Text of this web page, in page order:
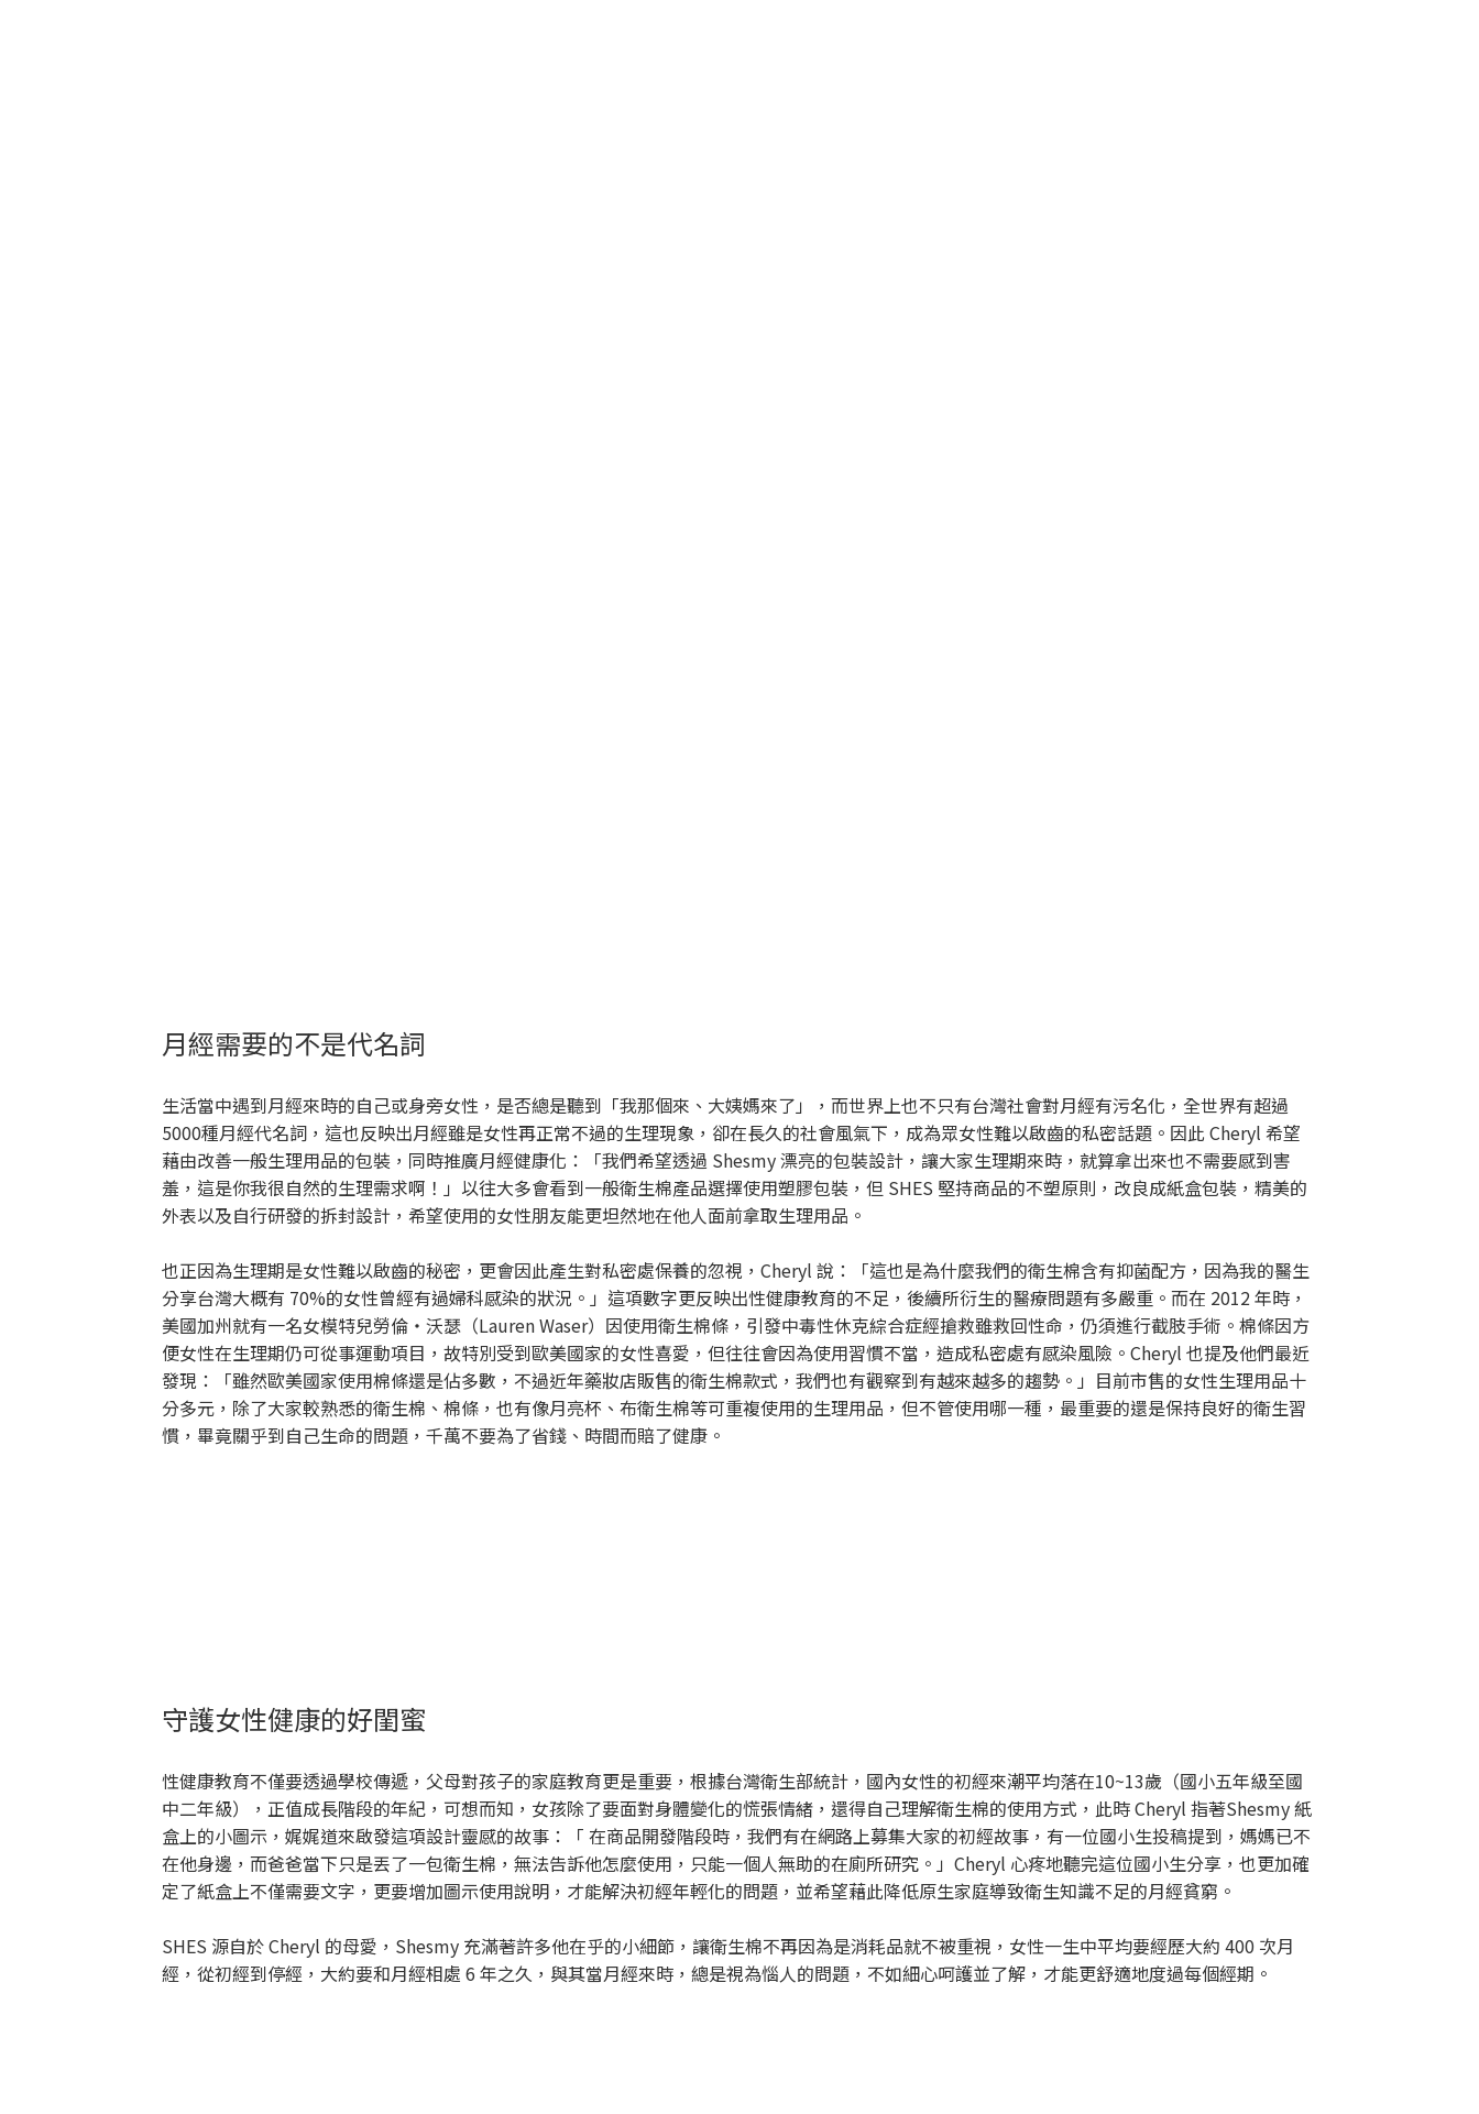
月經需要的不是代名詞
生活當中遇到月經來時的自己或身旁女性，是否總是聽到「我那個來、大姨媽來了」，而世界上也不只有台灣社會對月經有污名化，全世界有超過
5000種月經代名詞，這也反映出月經雖是女性再正常不過的生理現象，卻在長久的社會風氣下，成為眾女性難以啟齒的私密話題。因此 Cheryl 希望
藉由改善一般生理用品的包裝，同時推廣月經健康化：「我們希望透過 Shesmy 漂亮的包裝設計，讓大家生理期來時，就算拿出來也不需要感到害
羞，這是你我很自然的生理需求啊！」以往大多會看到一般衛生棉產品選擇使用塑膠包裝，但 SHES 堅持商品的不塑原則，改良成紙盒包裝，精美的
外表以及自行研發的拆封設計，希望使用的女性朋友能更坦然地在他人面前拿取生理用品。
也正因為生理期是女性難以啟齒的秘密，更會因此產生對私密處保養的忽視，Cheryl 說：「這也是為什麼我們的衛生棉含有抑菌配方，因為我的醫生
分享台灣大概有 70%的女性曾經有過婦科感染的狀況。」這項數字更反映出性健康教育的不足，後續所衍生的醫療問題有多嚴重。而在 2012 年時，
美國加州就有一名女模特兒勞倫・沃瑟（Lauren Waser）因使用衛生棉條，引發中毒性休克綜合症經搶救雖救回性命，仍須進行截肢手術。棉條因方
便女性在生理期仍可從事運動項目，故特別受到歐美國家的女性喜愛，但往往會因為使用習慣不當，造成私密處有感染風險。Cheryl 也提及他們最近
發現：「雖然歐美國家使用棉條還是佔多數，不過近年藥妝店販售的衛生棉款式，我們也有觀察到有越來越多的趨勢。」目前市售的女性生理用品十
分多元，除了大家較熟悉的衛生棉、棉條，也有像月亮杯、布衛生棉等可重複使用的生理用品，但不管使用哪一種，最重要的還是保持良好的衛生習
慣，畢竟關乎到自己生命的問題，千萬不要為了省錢、時間而賠了健康。
守護女性健康的好閨蜜
性健康教育不僅要透過學校傳遞，父母對孩子的家庭教育更是重要，根據台灣衛生部統計，國內女性的初經來潮平均落在10~13歲（國小五年級至國
中二年級），正值成長階段的年紀，可想而知，女孩除了要面對身體變化的慌張情緒，還得自己理解衛生棉的使用方式，此時 Cheryl 指著Shesmy 紙
盒上的小圖示，娓娓道來啟發這項設計靈感的故事：「 在商品開發階段時，我們有在網路上募集大家的初經故事，有一位國小生投稿提到，媽媽已不
在他身邊，而爸爸當下只是丟了一包衛生棉，無法告訴他怎麼使用，只能一個人無助的在廁所研究。」Cheryl 心疼地聽完這位國小生分享，也更加確
定了紙盒上不僅需要文字，更要增加圖示使用說明，才能解決初經年輕化的問題，並希望藉此降低原生家庭導致衛生知識不足的月經貧窮。
SHES 源自於 Cheryl 的母愛，Shesmy 充滿著許多他在乎的小細節，讓衛生棉不再因為是消耗品就不被重視，女性一生中平均要經歷大約 400 次月
經，從初經到停經，大約要和月經相處 6 年之久，與其當月經來時，總是視為惱人的問題，不如細心呵護並了解，才能更舒適地度過每個經期。